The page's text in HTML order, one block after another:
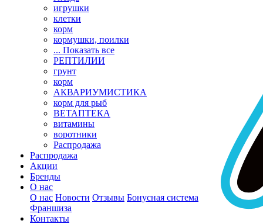
игрушки
клетки
корм
кормушки, поилки
... Показать все
РЕПТИЛИИ
грунт
корм
АКВАРИУМИСТИКА
корм для рыб
ВЕТАПТЕКА
витамины
воротники
Распродажа
Распродажа
Акции
Бренды
О нас
О нас Новости Отзывы Бонусная система
Франшиза
Контакты